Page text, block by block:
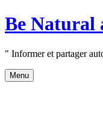
Aller
au
Be Natural
" Informer et partager
Menu